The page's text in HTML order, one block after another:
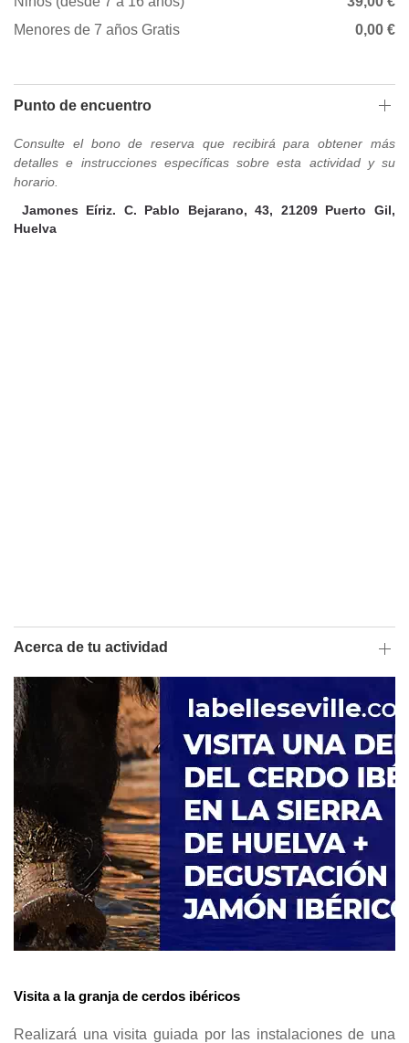
Menores de 7 años Gratis
0,00 €
Punto de encuentro
Consulte el bono de reserva que recibirá para obtener más
detalles e instrucciones específicas sobre esta actividad y su
horario.
Jamones Eíriz. C. Pablo Bejarano, 43, 21209 Puerto Gil,
Huelva
Acerca de tu actividad
Visita a la granja de cerdos ibéricos
Realizará una visita guiada por las instalaciones de una